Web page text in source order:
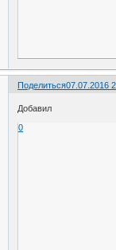
Поделиться07.07.2016
Добавил
0